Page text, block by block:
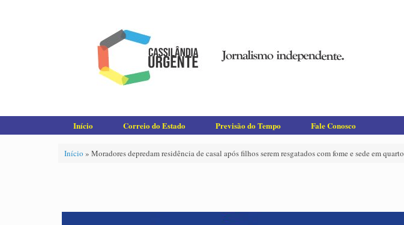
Início Correio do Estado Previsão do Tempo Fale Conosco
Início » Moradores depredam residência de casal após filhos serem resgatados com fome e sede em quarto